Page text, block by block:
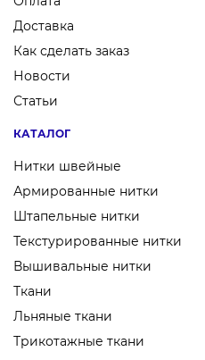
Доставка
Как сделать заказ
Новости
Статьи
КАТАЛОГ
Нитки швейные
Армированные нитки
Штапельные нитки
Текстурированные нитки
Вышивальные нитки
Ткани
Льняные ткани
Трикотажные ткани